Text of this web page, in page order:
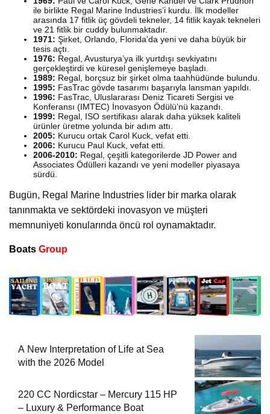
ile birlikte Regal Marine Industries’i kurdu. İlk modeller
arasında 17 fitlik üç gövdeli tekneler, 14 fitlik kayak tekneleri
ve 21 fitlik bir cuddy bulunmaktadır.
1971: Şirket, Orlando, Florida’da yeni ve daha büyük bir
tesis açtı.
1976: Regal, Avusturya’ya ilk yurtdışı sevkiyatını
gerçekleştirdi ve küresel genişlemeye başladı.
1989: Regal, borçsuz bir şirket olma taahhüdünde bulundu.
1995: FasTrac gövde tasarımı başarıyla lansman yapıldı.
1996: FasTrac, Uluslararası Deniz Ticareti Sergisi ve
Konferansı (IMTEC) İnovasyon Ödülü’nü kazandı.
1999: Regal, ISO sertifikası alarak daha yüksek kaliteli
ürünler üretme yolunda bir adım attı.
2005: Kurucu ortak Carol Kuck, vefat etti.
2006: Kurucu Paul Kuck, vefat etti.
2006-2010: Regal, çeşitli kategorilerde JD Power and
Associates Ödülleri kazandı ve yeni modeller piyasaya
sürdü.
Bugün, Regal Marine Industries lider bir marka olarak
tanınmakta ve sektördeki inovasyon ve müşteri
memnuniyeti konularında öncü rol oynamaktadır.
Boats Group
A New Interpretation of Life at Sea
with the 2026 Model
220 CC Nordicstar – Mercury 115 HP
– Luxury & Performance Boat